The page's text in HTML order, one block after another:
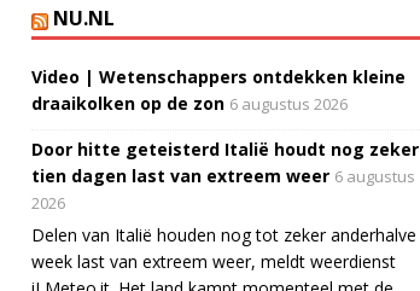
NU.NL
Video | Wetenschappers ontdekken kleine
draaikolken op de zon 6 augustus 2026
Door hitte geteisterd Italië houdt nog zeker
tien dagen last van extreem weer 6 augustus
2026
Delen van Italië houden nog tot zeker anderhalve
week last van extreem weer, meldt weerdienst